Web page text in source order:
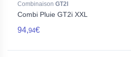
Combinaison GT2I
Combi Pluie GT2i XXL
94,94€